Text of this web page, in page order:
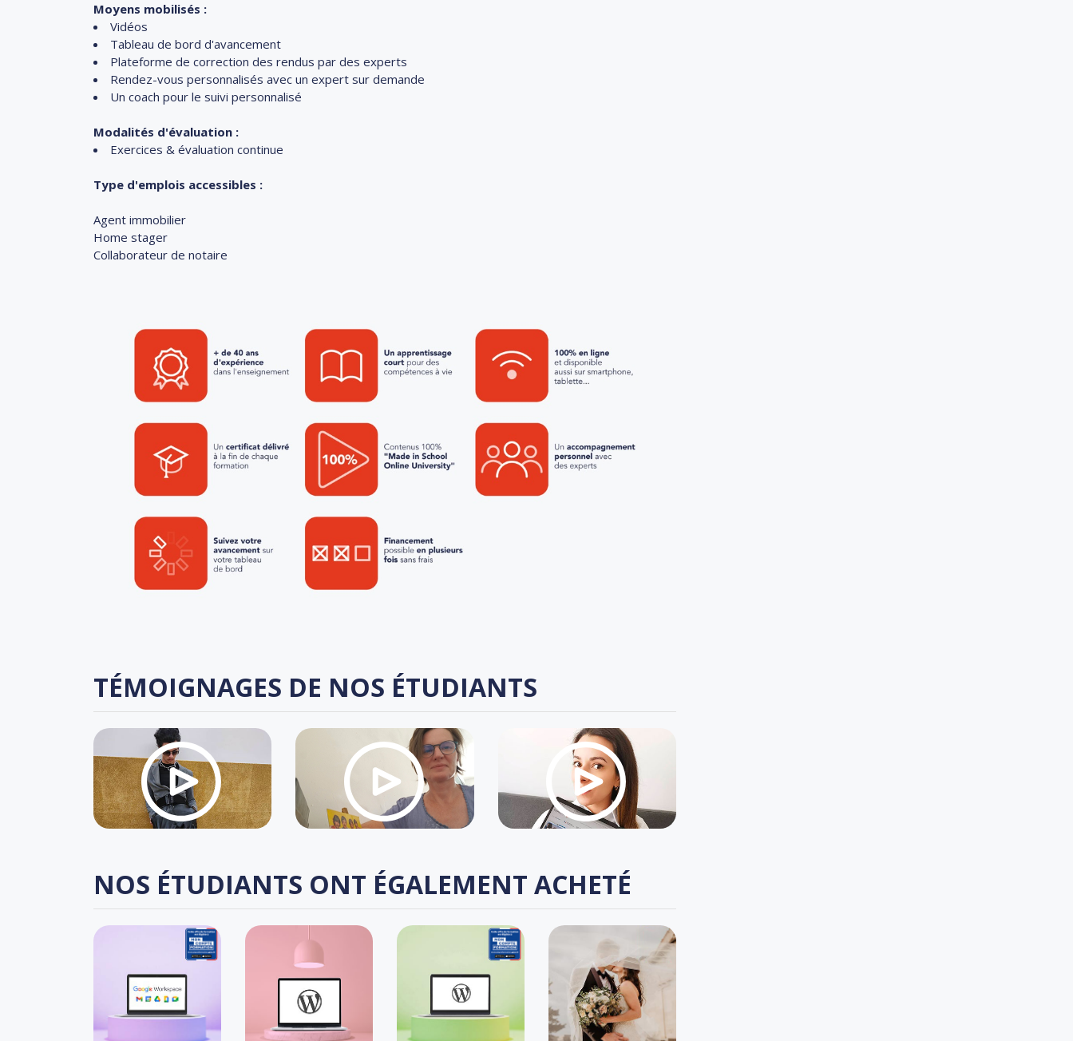
Moyens mobilisés :
Vidéos
Tableau de bord d'avancement
Plateforme de correction des rendus par des experts
Rendez-vous personnalisés avec un expert sur demande
Un coach pour le suivi personnalisé
Modalités d'évaluation :
Exercices & évaluation continue
Type d'emplois accessibles :
Agent immobilier
Home stager
Collaborateur de notaire
TÉMOIGNAGES DE NOS ÉTUDIANTS
NOS ÉTUDIANTS ONT ÉGALEMENT ACHETÉ